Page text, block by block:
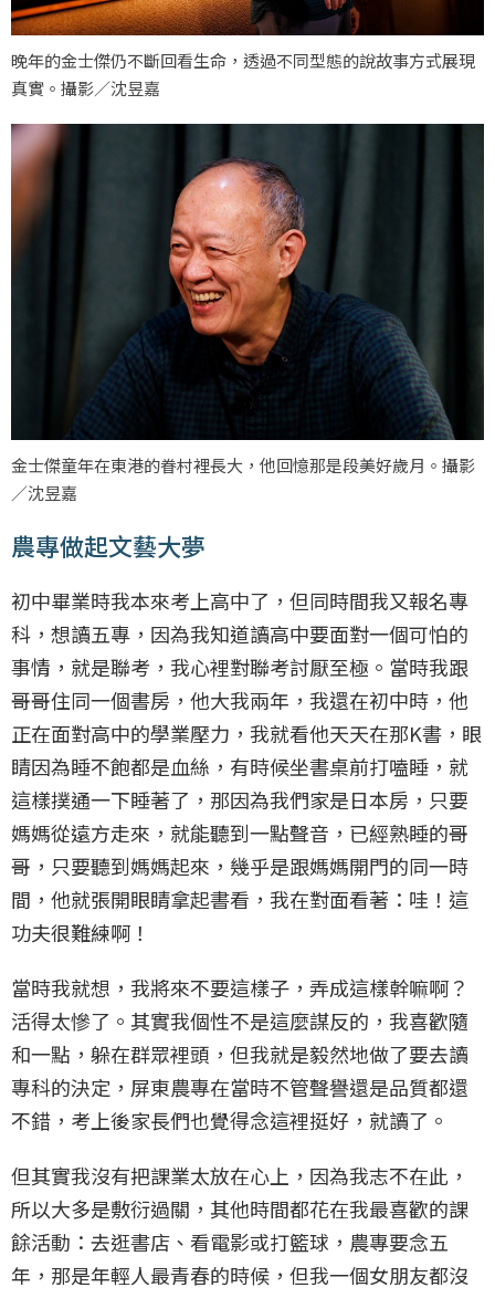
晚年的金士傑仍不斷回看生命，透過不同型態的說故事方式展現
真實。攝影／沈昱嘉
金士傑童年在東港的眷村裡長大，他回憶那是段美好歲月。攝影
／沈昱嘉
農專做起文藝大夢
初中畢業時我本來考上高中了，但同時間我又報名專
科，想讀五專，因為我知道讀高中要面對一個可怕的
事情，就是聯考，我心裡對聯考討厭至極。當時我跟
哥哥住同一個書房，他大我兩年，我還在初中時，他
正在面對高中的學業壓力，我就看他天天在那K書，眼
睛因為睡不飽都是血絲，有時候坐書桌前打嗑睡，就
這樣撲通一下睡著了，那因為我們家是日本房，只要
媽媽從遠方走來，就能聽到一點聲音，已經熟睡的哥
哥，只要聽到媽媽起來，幾乎是跟媽媽開門的同一時
間，他就張開眼睛拿起書看，我在對面看著：哇！這
功夫很難練啊！
當時我就想，我將來不要這樣子，弄成這樣幹嘛啊？
活得太慘了。其實我個性不是這麼謀反的，我喜歡隨
和一點，躲在群眾裡頭，但我就是毅然地做了要去讀
專科的決定，屏東農專在當時不管聲譽還是品質都還
不錯，考上後家長們也覺得念這裡挺好，就讀了。
但其實我沒有把課業太放在心上，因為我志不在此，
所以大多是敷衍過關，其他時間都花在我最喜歡的課
餘活動：去逛書店、看電影或打籃球，農專要念五
年，那是年輕人最青春的時候，但我一個女朋友都沒